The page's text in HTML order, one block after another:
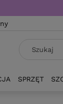
SPRZĘT